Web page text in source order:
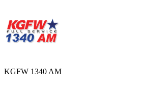
KGFW 1340 AM